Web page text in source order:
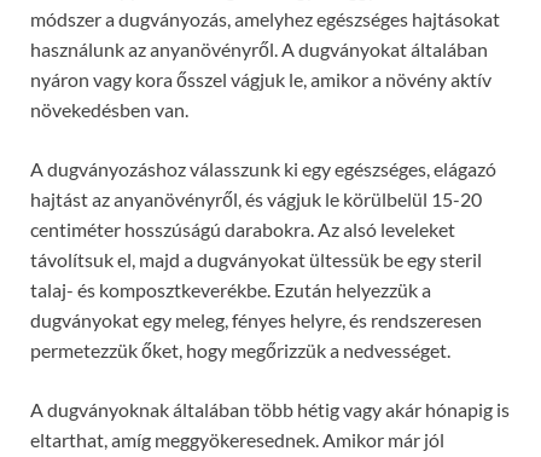
módszer a dugványozás, amelyhez egészséges hajtásokat
használunk az anyanövényről. A dugványokat általában
nyáron vagy kora ősszel vágjuk le, amikor a növény aktív
növekedésben van.
A dugványozáshoz válasszunk ki egy egészséges, elágazó
hajtást az anyanövényről, és vágjuk le körülbelül 15-20
centiméter hosszúságú darabokra. Az alsó leveleket
távolítsuk el, majd a dugványokat ültessük be egy steril
talaj- és komposztkeverékbe. Ezután helyezzük a
dugványokat egy meleg, fényes helyre, és rendszeresen
permetezzük őket, hogy megőrizzük a nedvességet.
A dugványoknak általában több hétig vagy akár hónapig is
eltarthat, amíg meggyökeresednek. Amikor már jól